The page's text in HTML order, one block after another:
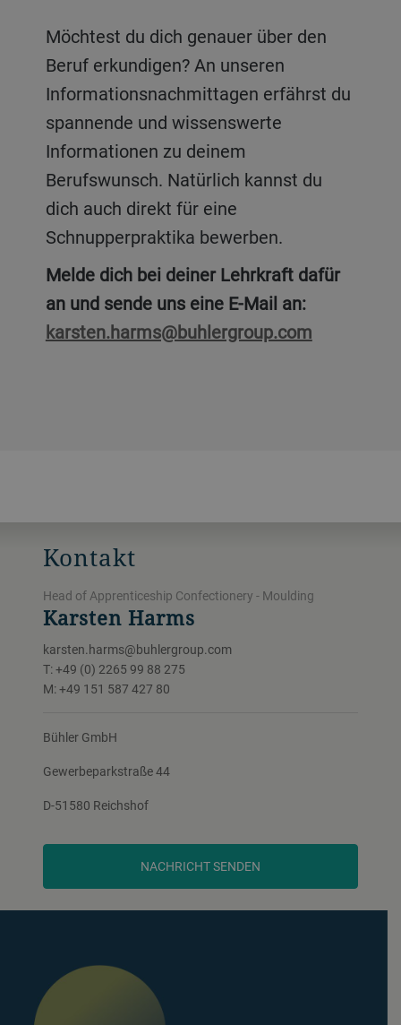
Möchtest du dich genauer über den
Beruf erkundigen? An unseren
Informationsnachmittagen erfährst du
spannende und wissenswerte
Informationen zu deinem
Berufswunsch. Natürlich kannst du
dich auch direkt für eine
Schnupperpraktika bewerben.
Melde dich bei deiner Lehrkraft dafür
an und sende uns eine E-Mail an:
karsten.harms@buhlergroup.com
Kontakt
Head of Apprenticeship Confectionery - Moulding
Karsten Harms
karsten.harms@buhlergroup.com
T: +49 (0) 2265 99 88 275
M: +49 151 587 427 80
Bühler GmbH
Gewerbeparkstraße 44
D-51580 Reichshof
NACHRICHT SENDEN